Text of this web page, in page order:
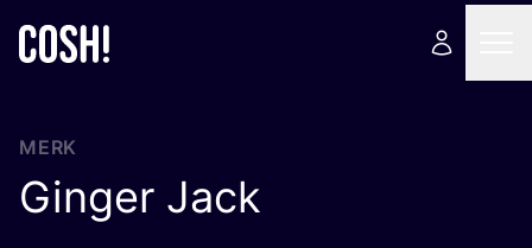
MERK
Ginger Jack